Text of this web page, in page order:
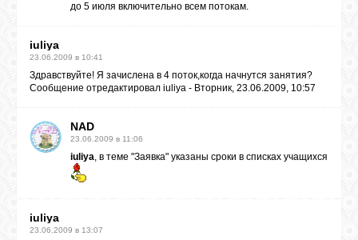
до 5 июля включительно всем потокам.
iuliya
23.06.2009 в 10:41
Здравствуйте! Я зачислена в 4 поток,когда начнутся занятия?
Сообщение отредактировал iuliya - Вторник, 23.06.2009, 10:57
NAD
23.06.2009 в 11:06
iuliya, в теме "Заявка" указаны сроки в списках учащихся
iuliya
23.06.2009 в 13:07